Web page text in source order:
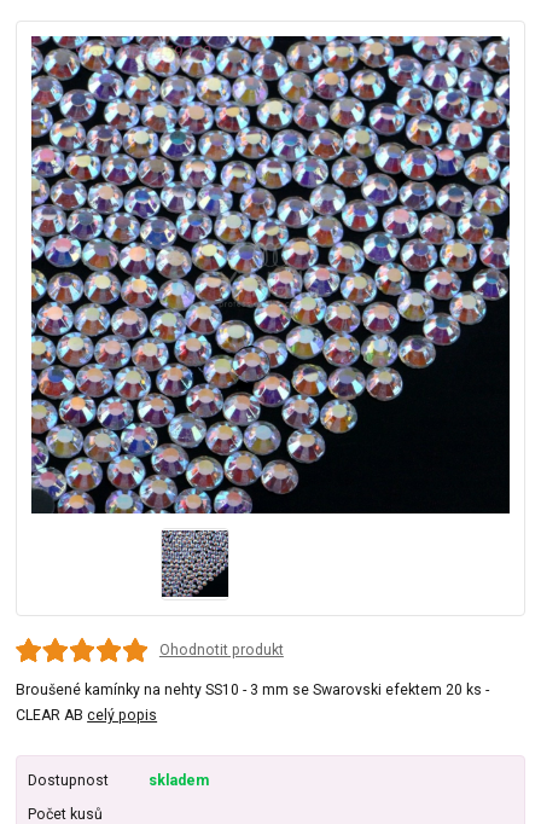
Ohodnotit produkt
Broušené kamínky na nehty SS10 - 3 mm se Swarovski efektem 20 ks -
CLEAR ABcelý popis
Dostupnost skladem
Počet kusů